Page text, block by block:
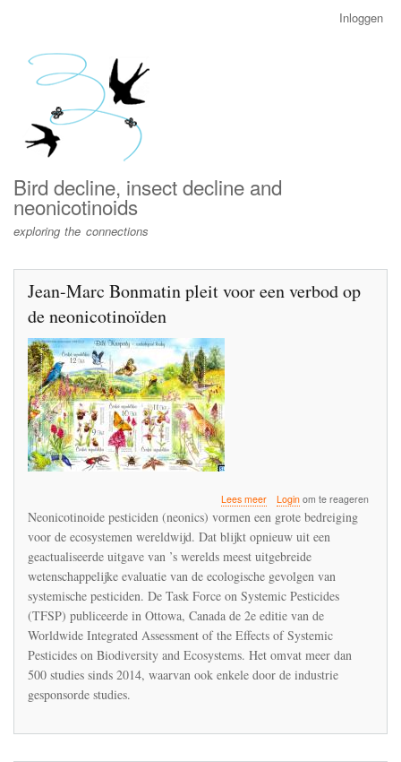
menu
Inloggen
Bird decline, insect decline and
neonicotinoids
exploring the connections
Jean-Marc Bonmatin pleit voor een verbod op
de neonicotinoïden
Lees meerover
Marc
Bonmatin
pleit
voor
verbod
op
de
neonicotinoïden
Loginom te reageren
Neonicotinoide pesticiden (neonics) vormen een grote bedreiging
voor de ecosystemen wereldwijd. Dat blijkt opnieuw uit een
geactualiseerde uitgave van ’s werelds meest uitgebreide
wetenschappelijke evaluatie van de ecologische gevolgen van
systemische pesticiden. De Task Force on Systemic Pesticides
(TFSP) publiceerde in Ottowa, Canada de 2e editie van de
Worldwide Integrated Assessment of the Effects of Systemic
Pesticides on Biodiversity and Ecosystems. Het omvat meer dan
500 studies sinds 2014, waarvan ook enkele door de industrie
gesponsorde studies.